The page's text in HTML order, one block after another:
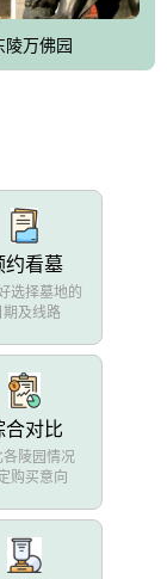
墓位容量8万个，
制作服务、特色
陵万佛园
约看墓
选择墓地的
期及线路
合对比
各陵园情况
购买意向